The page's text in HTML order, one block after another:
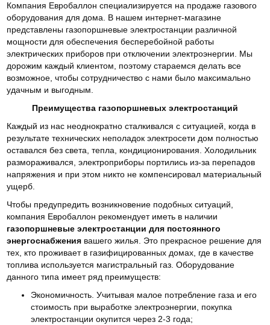
Компания Евробаллон специализируется на продаже газового
оборудования для дома. В нашем интернет-магазине
представлены газопоршневые электростанции различной
мощности для обеспечения бесперебойной работы
электрических приборов при отключении электроэнергии. Мы
дорожим каждый клиентом, поэтому стараемся делать все
возможное, чтобы сотрудничество с нами было максимально
удачным и выгодным.
Преимущества газопоршневых электростанций
Каждый из нас неоднократно сталкивался с ситуацией, когда в
результате технических неполадок электросети дом полностью
оставался без света, тепла, кондиционирования. Холодильник
размораживался, электроприборы портились из-за перепадов
напряжения и при этом никто не компенсировал материальный
ущерб.
Чтобы предупредить возникновение подобных ситуаций,
компания Евробаллон рекомендует иметь в наличии
газопоршневые электростанции для постоянного
энергоснабжения вашего жилья. Это прекрасное решение для
тех, кто проживает в газифицированных домах, где в качестве
топлива используется магистральный газ. Оборудование
данного типа имеет ряд преимуществ:
Экономичность. Учитывая малое потребление газа и его
стоимость при выработке электроэнергии, покупка
электростанции окупится через 2-3 года;